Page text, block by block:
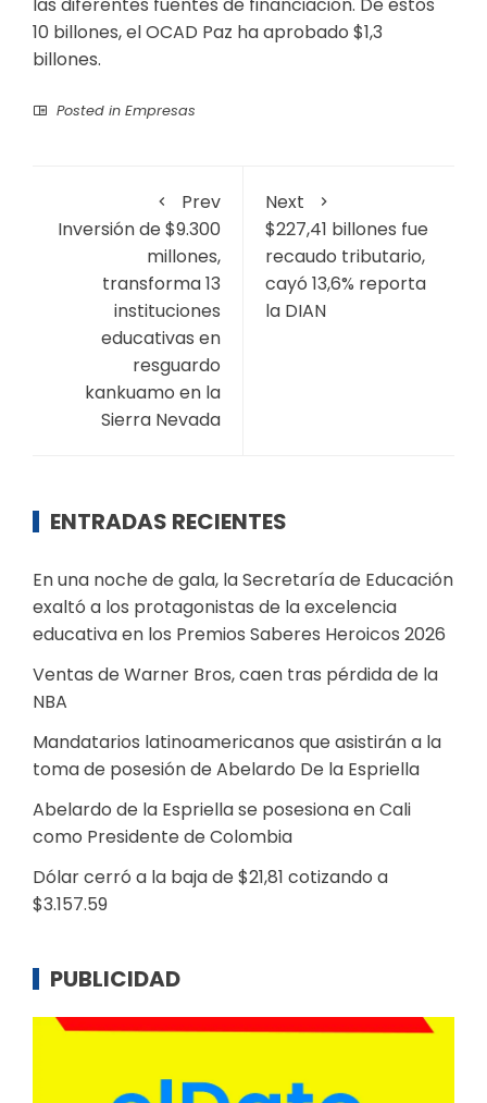
las diferentes fuentes de financiación. De estos
10 billones, el OCAD Paz ha aprobado $1,3
billones.
Posted in Empresas
Prev
Inversión de $9.300
millones,
transforma 13
instituciones
educativas en
resguardo
kankuamo en la
Sierra Nevada
Next
$227,41 billones fue
recaudo tributario,
cayó 13,6% reporta
la DIAN
ENTRADAS RECIENTES
En una noche de gala, la Secretaría de Educación
exaltó a los protagonistas de la excelencia
educativa en los Premios Saberes Heroicos 2026
Ventas de Warner Bros, caen tras pérdida de la
NBA
Mandatarios latinoamericanos que asistirán a la
toma de posesión de Abelardo De la Espriella
Abelardo de la Espriella se posesiona en Cali
como Presidente de Colombia
Dólar cerró a la baja de $21,81 cotizando a
$3.157.59
PUBLICIDAD